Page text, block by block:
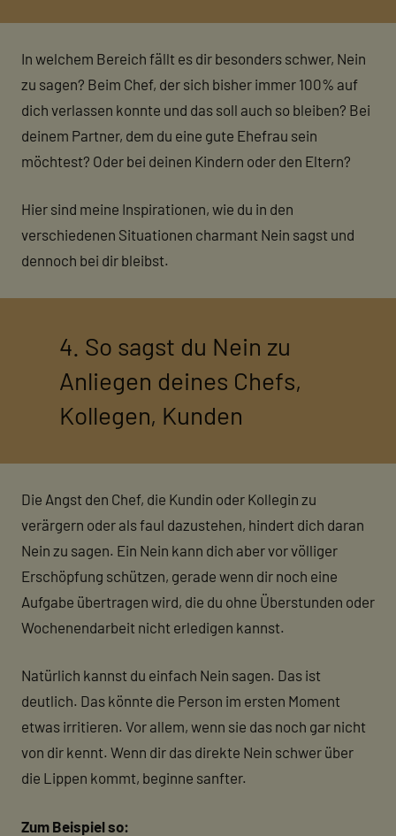
In welchem Bereich fällt es dir besonders schwer, Nein
zu sagen? Beim Chef, der sich bisher immer 100% auf
dich verlassen konnte und das soll auch so bleiben? Bei
deinem Partner, dem du eine gute Ehefrau sein
möchtest? Oder bei deinen Kindern oder den Eltern?
Hier sind meine Inspirationen, wie du in den
verschiedenen Situationen charmant Nein sagst und
dennoch bei dir bleibst.
4. So sagst du Nein zu
Anliegen deines Chefs,
Kollegen, Kunden
Die Angst den Chef, die Kundin oder Kollegin zu
verärgern oder als faul dazustehen, hindert dich daran
Nein zu sagen. Ein Nein kann dich aber vor völliger
Erschöpfung schützen, gerade wenn dir noch eine
Aufgabe übertragen wird, die du ohne Überstunden oder
Wochenendarbeit nicht erledigen kannst.
Natürlich kannst du einfach Nein sagen. Das ist
deutlich. Das könnte die Person im ersten Moment
etwas irritieren. Vor allem, wenn sie das noch gar nicht
von dir kennt. Wenn dir das direkte Nein schwer über
die Lippen kommt, beginne sanfter.
Zum Beispiel so: